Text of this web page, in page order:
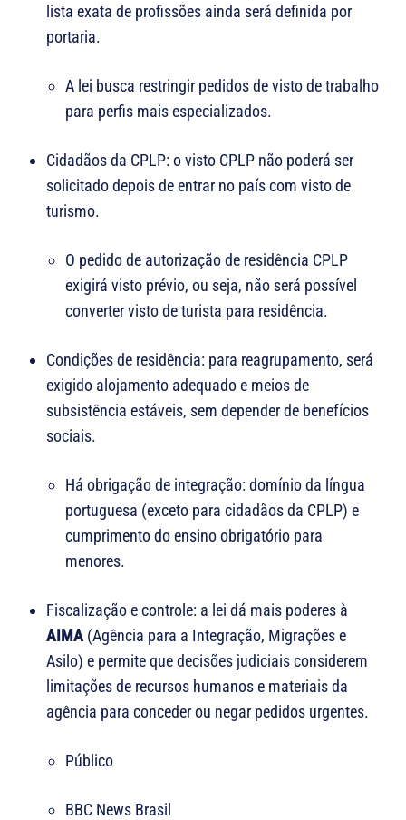
lista exata de profissões ainda será definida por
portaria.
A lei busca restringir pedidos de visto de trabalho
para perfis mais especializados.
Cidadãos da CPLP: o visto CPLP não poderá ser
solicitado depois de entrar no país com visto de
turismo.
O pedido de autorização de residência CPLP
exigirá visto prévio, ou seja, não será possível
converter visto de turista para residência.
Condições de residência: para reagrupamento, será
exigido alojamento adequado e meios de
subsistência estáveis, sem depender de benefícios
sociais.
Há obrigação de integração: domínio da língua
portuguesa (exceto para cidadãos da CPLP) e
cumprimento do ensino obrigatório para
menores.
Fiscalização e controle: a lei dá mais poderes à
AIMA (Agência para a Integração, Migrações e
Asilo) e permite que decisões judiciais considerem
limitações de recursos humanos e materiais da
agência para conceder ou negar pedidos urgentes.
Público
BBC News Brasil